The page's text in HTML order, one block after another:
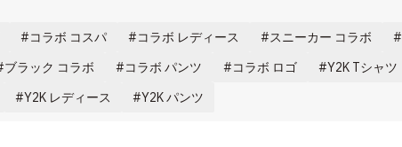
コラボ コスパ コラボ レディース スニーカー コラボ
ブラック コラボ コラボ パンツ コラボ ロゴ Y2K Tシャツ
Y2K レディース Y2K パンツ